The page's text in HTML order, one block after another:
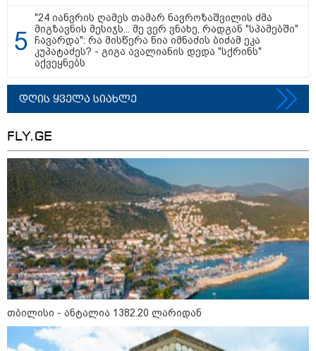
"აი, ეს არის სამშობლოს
ღალატი" - როგორ ეხმაურება
ნიკა გვარამია აგვისტოს ომთან
დაკავშირებით ირაკლი
კატეგორიის ყველა სიახლე
„გადავწყვიტეთ, უკვე
დასრულებული სივრცის
მონახულების შესაძლებლობა
ახლავე მოგცეთ“ - თბილისის
ახალი ზოოპარკი სატესტო
რეჟიმში იხსნება
რა არის ცნობილი,
საქართველოში დაფუძნებულ
კრიპტოკომპანიაზე, რომელიც
აშშ-ს სახაზინო დეპარტამენტმა
დაასანქცირა
"24 იანვრის ღამეს თამარ ნავროზაშვილის ძმა
მიგზავნის მესიჯს... მე ვერ ვნახე, რადგან "სპამებში"
ჩავარდა": რა მისწერა ნია იმნაძის ბიძამ ეკა
კუპატაძეს? - გიგა ავალიანის დედა "სქრინს"
აქვეყნებს
დღის ყველა სიახლე
FLY.GE
თბილისი - ანტალია 1382.20 ლარიდან